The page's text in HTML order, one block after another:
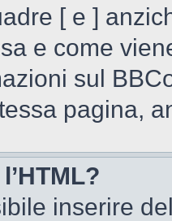
[ e ]
e come
sul
pagina,
inserire